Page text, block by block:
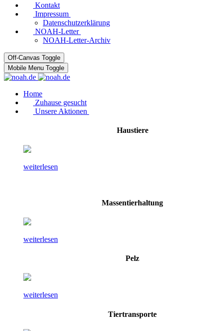
Kontakt
Impressum
Datenschutzerklärung
NOAH-Letter
NOAH-Letter-Archiv
Off-Canvas Toggle
Mobile Menu Toggle
Home
Zuhause gesucht
Unsere Aktionen
Haustiere
weiterlesen
Massentierhaltung
weiterlesen
Pelz
weiterlesen
Tiertransporte